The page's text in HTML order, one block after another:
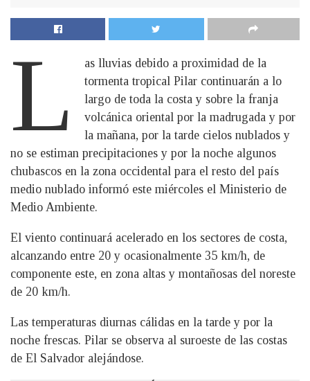
L
as lluvias debido a proximidad de la
tormenta tropical Pilar continuarán a lo
largo de toda la costa y sobre la franja
volcánica oriental por la madrugada y por
la mañana, por la tarde cielos nublados y
no se estiman precipitaciones y por la noche algunos
chubascos en la zona occidental para el resto del país
medio nublado informó este miércoles el Ministerio de
Medio Ambiente.
El viento continuará acelerado en los sectores de costa,
alcanzando entre 20 y ocasionalmente 35 km/h, de
componente este, en zona altas y montañosas del noreste
de 20 km/h.
Las temperaturas diurnas cálidas en la tarde y por la
noche frescas. Pilar se observa al suroeste de las costas
de El Salvador alejándose.